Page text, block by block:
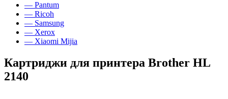
— Pantum
— Ricoh
— Samsung
— Xerox
— Xiaomi Mijia
Картриджи для принтера Brother HL
2140